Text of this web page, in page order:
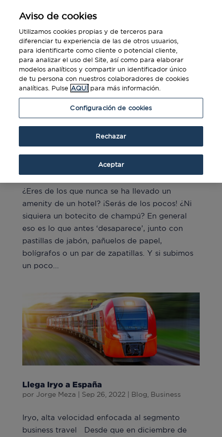
Sep 29, 2022
¿Eres de los que nunca se ha llevado un
amenity de un hotel? ¡Serás de los pocos! ¿Ni
siquiera un botecito de champú? En general
eso es lo que antes ‘desaparece’, junto con
pastillas de jabón, pañuelos de papel,
bolígrafos o un par de zapatillas. Y si subimos
un poco...
Llega Iryo a España
por Jorge Meza Sep 26, 2022| Blog Business
Iryo, alta velocidad enfocada al segmento
business travel Desde que en diciembre de
Aviso de cookies
Utilizamos cookies propias y de terceros para
diferenciar tu experiencia de las de otros usuarios,
para identificarte como cliente o potencial cliente,
para analizar el uso del Site, así como para elaborar
modelos analíticos y compartir un identificador único
de tu persona con nuestros colaboradores de cookies
analíticas. Pulse AQUÍ para más información.
Configuración de cookies
Rechazar
Aceptar